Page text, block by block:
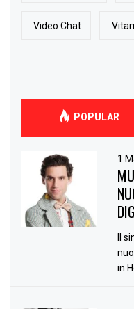
Video Chat
POPULAR
1
Il
in